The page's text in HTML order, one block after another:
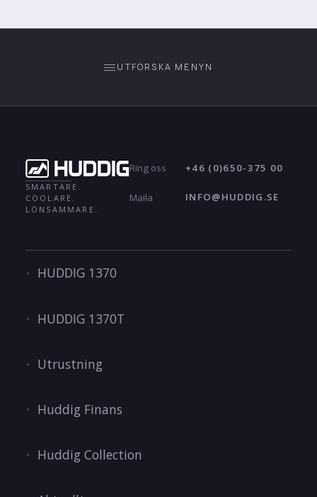
UTFORSKA MENYN
SMARTARE.
COOLARE.
LÖNSAMMARE.
Ring oss +46 (0)650-375 00
Maila INFO@HUDDIG.SE
HUDDIG 1370
HUDDIG 1370T
Utrustning
Huddig Finans
Huddig Collection